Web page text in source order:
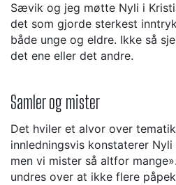
Sævik og jeg møtte Nyli i
det som gjorde sterkest
både unge og eldre. Ikke så
det ene eller det andre.
Samler og mister
Det hviler et alvor over
innledningsvis konstaterer
men vi mister så altfor
undres over at ikke flere